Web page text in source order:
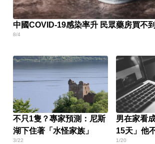
中國COVID-19感染率升 民眾藥房買不
8/4
不只1隻？專家預測：尼斯
湖下住著「水怪家族」
3/22
男在家看
15天」他
1/20